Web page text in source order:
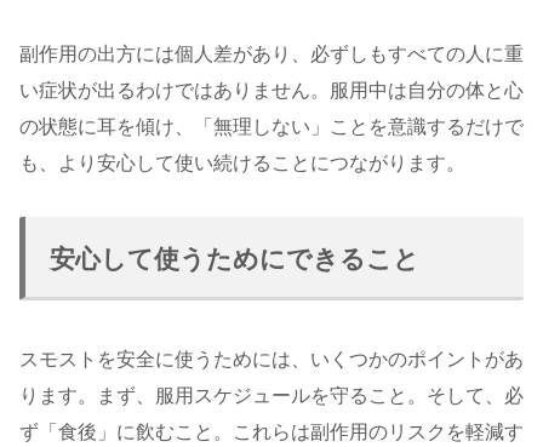
副作用の出方には個人差があり、必ずしもすべての人に重
い症状が出るわけではありません。服用中は自分の体と心
の状態に耳を傾け、「無理しない」ことを意識するだけで
も、より安心して使い続けることにつながります。
安心して使うためにできること
スモストを安全に使うためには、いくつかのポイントがあ
ります。まず、服用スケジュールを守ること。そして、必
ず「食後」に飲むこと。これらは副作用のリスクを軽減す